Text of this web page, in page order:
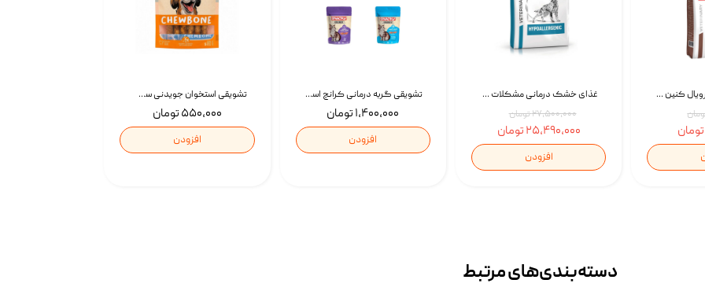
تشویقی استخوان جویدنی سگ اسنکی کرانچی با طعم مرغ Snacky Crunchy Munchy وزن 100 گرم
۵۵۰,۰۰۰ تومان
افزودن
تشویقی گربه درمانی کرانچ اسنکی با طعم میکس Snacky Crunch Cat Treats وزن 60 گرم بسته 4 عددی
۱,۴۰۰,۰۰۰ تومان
افزودن
غذای خشک درمانی مشکلات گوارشی سگ رویال کنین Royal Canin Hypoallergenic وزن 7 کیلوگرم | پت استوک
۲۷,۵۰۰,۰۰۰ تومان
۲۵,۴۹۰,۰۰۰ تومان
افزودن
غذای خشک گربه رویال کنین Gastrointestinal Fibre Response وزن 2 کیلوگرم | پت استوک
دسته‌بندی‌‌های مرتبط